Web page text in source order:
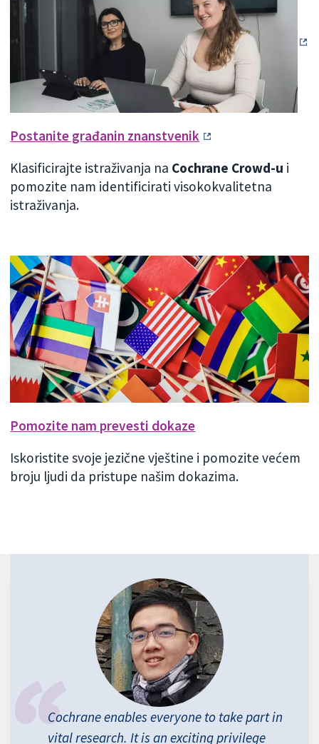
Postanite građanin znanstvenik
Klasificirajte istraživanja na Cochrane Crowd-u i
pomozite nam identificirati visokokvalitetna
istraživanja.
Pomozite nam prevesti dokaze
Iskoristite svoje jezične vještine i pomozite većem
broju ljudi da pristupe našim dokazima.
Cochrane enables everyone to take part in
vital research. It is an exciting privilege